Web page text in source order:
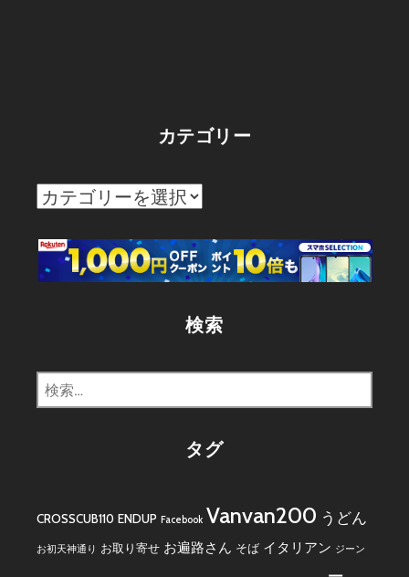
カテゴリー
カ
ゴ
リ
検索
検
索:
タグ
CROSSCUB110 ENDUP Facebook Vanvan200 うどん
お初天神通り お取り寄せ お遍路さん そば イタリアン ジーン